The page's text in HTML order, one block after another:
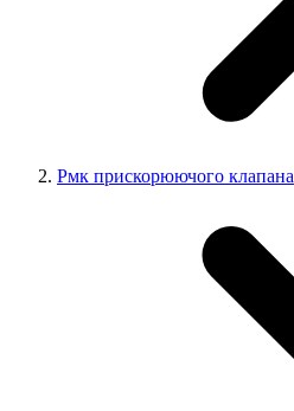
Рмк прискорюючого клапана